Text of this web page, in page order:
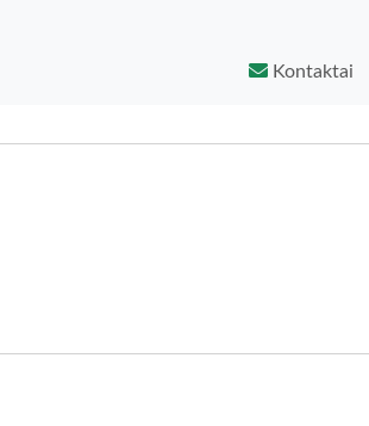
Kontaktai